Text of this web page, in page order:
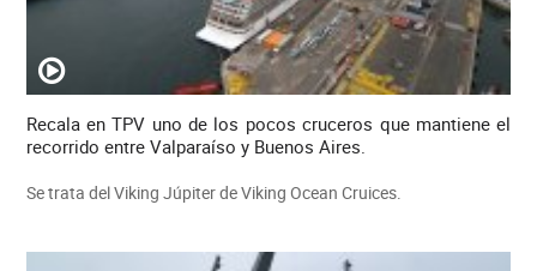
Recala en TPV uno de los pocos cruceros que mantiene el
recorrido entre Valparaíso y Buenos Aires.
Se trata del Viking Júpiter de Viking Ocean Cruices.